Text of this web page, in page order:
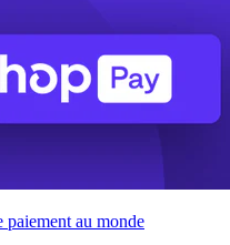
paiement au monde